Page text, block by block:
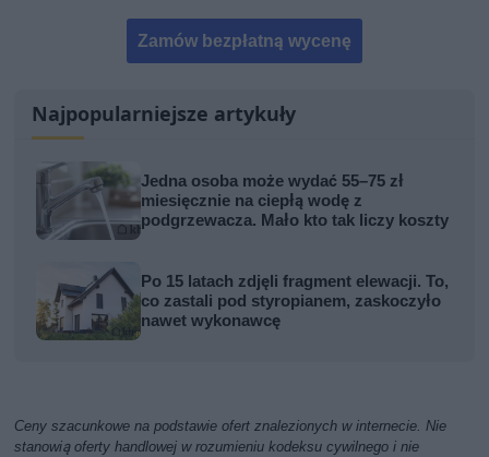
Zamów bezpłatną wycenę
Najpopularniejsze artykuły
Jedna osoba może wydać 55–75 zł
miesięcznie na ciepłą wodę z
podgrzewacza. Mało kto tak liczy koszty
Po 15 latach zdjęli fragment elewacji. To,
co zastali pod styropianem, zaskoczyło
nawet wykonawcę
Ceny szacunkowe na podstawie ofert znalezionych w internecie. Nie
stanowią oferty handlowej w rozumieniu kodeksu cywilnego i nie